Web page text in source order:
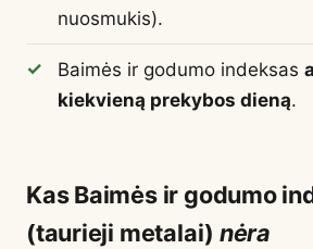
nuosmukis).
Baimės ir godumo indeksas
kiekvieną prekybos dieną.
Kas Baimės ir godumo
(taurieji metalai) nėra